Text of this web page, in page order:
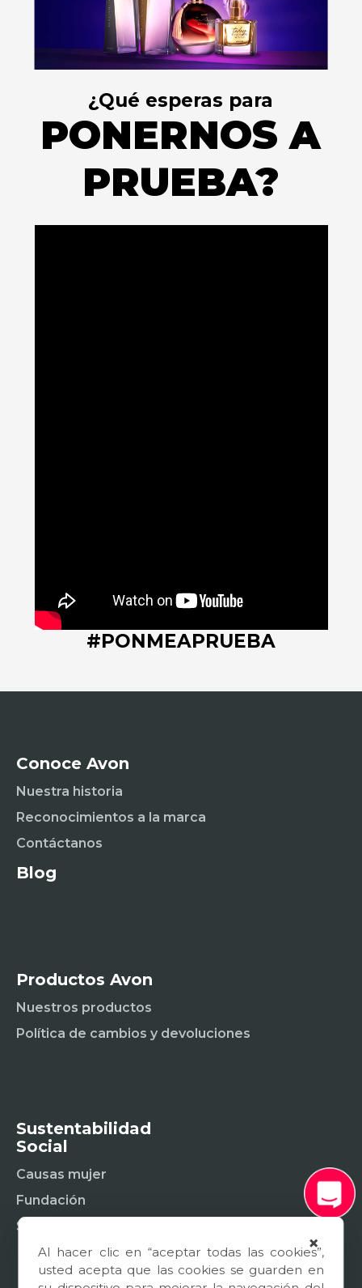
¿Qué esperas para
PONERNOSA
PRUEBA?
#PONMEAPRUEBA
Conoce Avon
Nuestra historia
Reconocimientos a la marca
Contáctanos
Blog
Productos Avon
Nuestros productos
Política de cambios y devoluciones
Sustentabilidad
Social
Causas mujer
Fundación
Sostenibilidad social
×
Al hacer clic en “aceptar todas las cookies”,
usted acepta que las cookies se guarden en